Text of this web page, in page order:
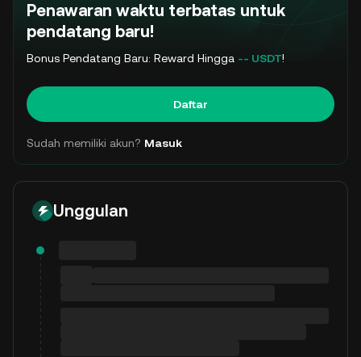
Penawaran waktu terbatas untuk
pendatang baru!
Bonus Pendatang Baru: Reward Hingga -- USDT!
Daftar
Sudah memiliki akun? Masuk
Unggulan